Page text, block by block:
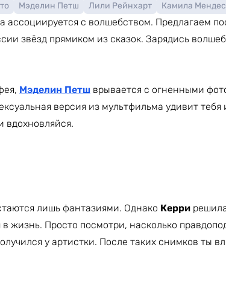
Мэделин Петш Лили Рейнхарт Камила Мендес
ассоциируется с волшебством. Предлагаем
звёзд прямиком из сказок. Зарядись
Мэделин Петш врывается с огненными
версия из мультфильма удивит тебя
вдохновляйся.
лишь фантазиями. Однако Керри
в жизнь. Просто посмотри, насколько
у артистки. После таких снимков ты